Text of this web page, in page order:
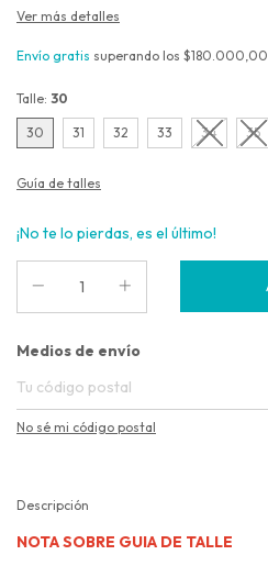
Ver más detalles
Envío gratis superando los $180.000,00
Talle: 30
30 31 32 33 34 35
Guía de talles
¡No te lo pierdas, es el último!
Entregas para el CP:
Medios de envío
No sé mi código postal
Descripción
NOTA SOBRE GUIA DE TALLE